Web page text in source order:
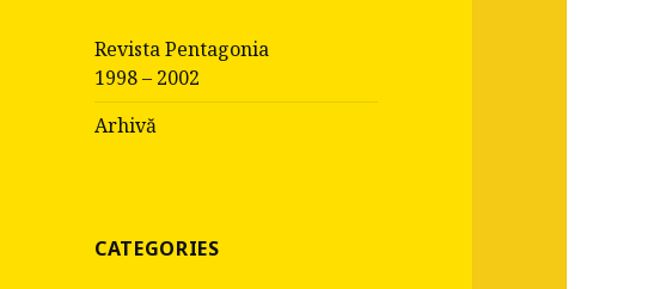
h
f
o
r
Revista Pentagonia
1998 – 2002
Arhivă
CATEGORIES